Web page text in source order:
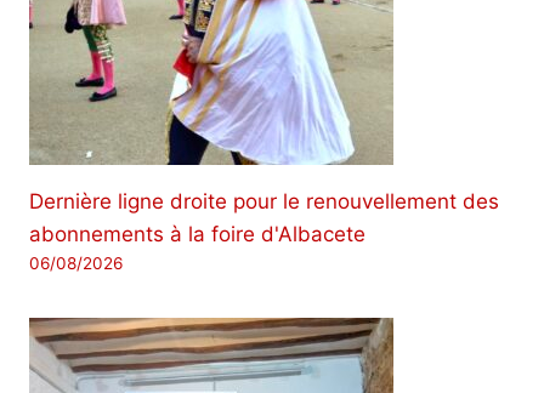
Dernière ligne droite pour le renouvellement des
abonnements à la foire d'Albacete
06/08/2026